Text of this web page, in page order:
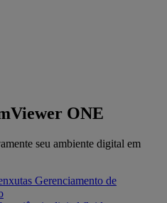
ONE
seu ambiente digital em
Gerenciamento de